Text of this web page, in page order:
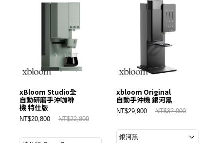
xBloom Studio全
自動研磨手沖咖啡
機 特仕版
NT$20,800 NT$22,800
xbloom Original
自動手沖機 銀河黑
NT$29,900 NT$32,000